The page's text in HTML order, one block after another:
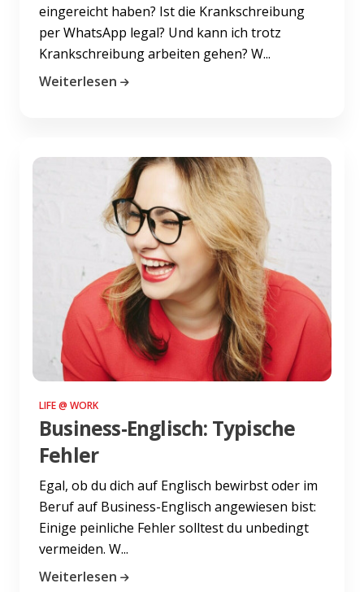
eingereicht haben? Ist die Krankschreibung
per WhatsApp legal? Und kann ich trotz
Krankschreibung arbeiten gehen? W...
Weiterlesen
LIFE @ WORK
Business-Englisch: Typische
Fehler
Egal, ob du dich auf Englisch bewirbst oder im
Beruf auf Business-Englisch angewiesen bist:
Einige peinliche Fehler solltest du unbedingt
vermeiden. W...
Weiterlesen